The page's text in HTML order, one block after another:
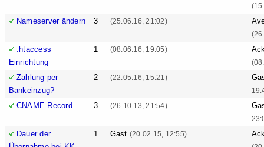
Nameserver ändern 3 (25.06.16, 21:02)
.htaccess
Einrichtung
1 (08.06.16, 19:05)
Zahlung per
Bankeinzug?
2 (22.05.16, 15:21)
CNAME Record 3 (26.10.13, 21:54)
Dauer der
1 Gast (20.02.15, 12:55)